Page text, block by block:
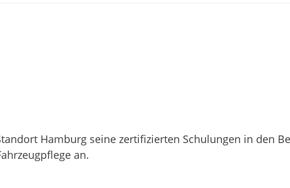
Hamburg seine zertifizierten Schulungen in den
an.